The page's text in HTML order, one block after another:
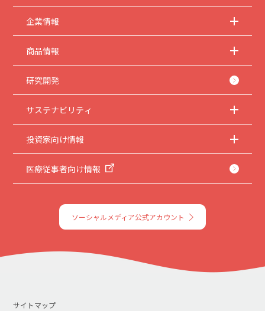
企業情報
商品情報
研究開発
サステナビリティ
投資家向け情報
医療従事者向け情報
ソーシャルメディア公式アカウント
サイトマップ